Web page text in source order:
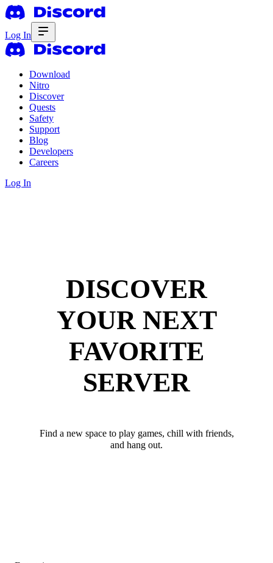
Log In
Download
Nitro
Discover
Quests
Safety
Support
Blog
Developers
Careers
Log In
DISCOVER
YOUR NEXT
FAVORITE
SERVER
Find a new space to play games, chill with friends,
and hang out.